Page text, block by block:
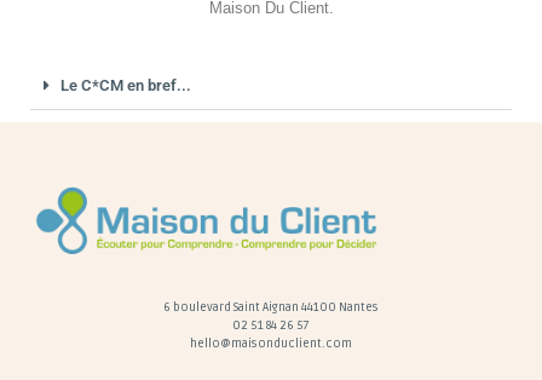
Maison Du Client.
Le C*CM en bref...
6 boulevard Saint Aignan 44100 Nantes
02 51 84 26 57
hello@maisonduclient.com